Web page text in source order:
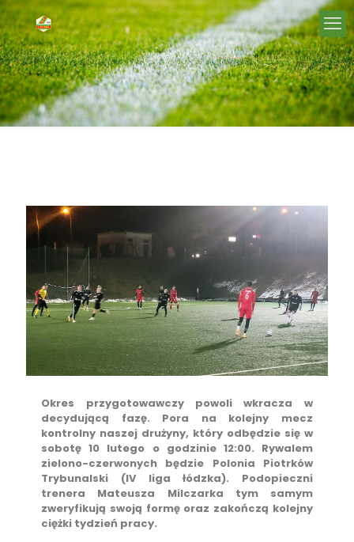
Okres przygotowawczy powoli wkracza w
decydującą fazę. Pora na kolejny mecz
kontrolny naszej drużyny, który odbędzie się w
sobotę 10 lutego o godzinie 12:00. Rywalem
zielono-czerwonych będzie Polonia Piotrków
Trybunalski (IV liga łódzka). Podopieczni
trenera Mateusza Milczarka tym samym
zweryfikują swoją formę oraz zakończą kolejny
ciężki tydzień pracy.